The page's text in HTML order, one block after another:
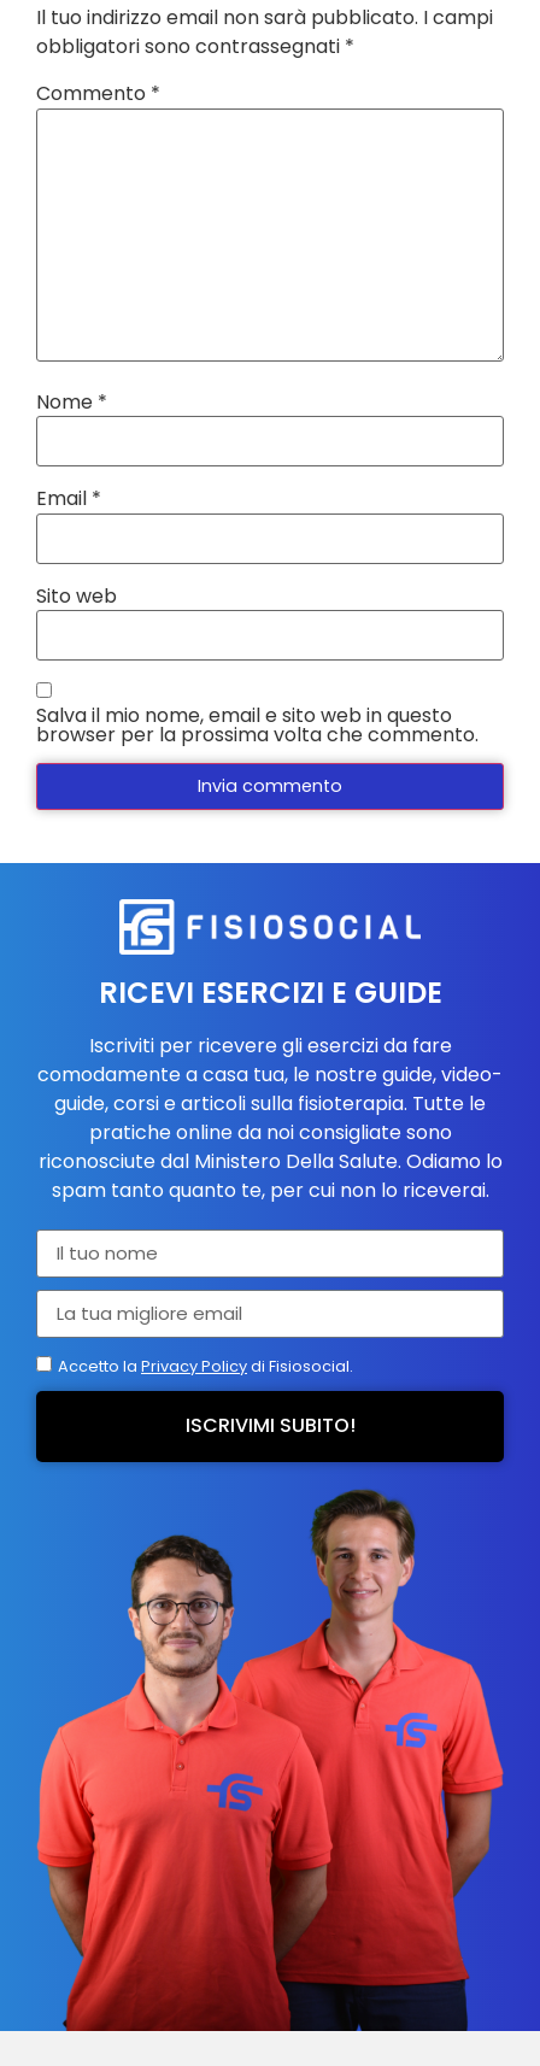
Il tuo indirizzo email non sarà pubblicato. I campi
obbligatori sono contrassegnati *
Commento *
Nome *
Email *
Sito web
Salva il mio nome, email e sito web in questo
browser per la prossima volta che commento.
RICEVI ESERCIZI E GUIDE
Iscriviti per ricevere gli esercizi da fare
comodamente a casa tua, le nostre guide, video-
guide, corsi e articoli sulla fisioterapia. Tutte le
pratiche online da noi consigliate sono
riconosciute dal Ministero Della Salute. Odiamo lo
spam tanto quanto te, per cui non lo riceverai.
Accetto la Privacy Policydi Fisiosocial.
ISCRIVIMI SUBITO!